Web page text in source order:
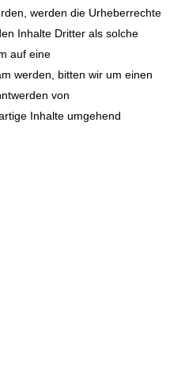
werden die Urheberrechte
Inhalte Dritter als solche
auf eine
werden, bitten wir um einen
von
Inhalte umgehend